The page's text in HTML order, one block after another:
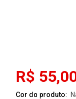
R$
Cor do produto: